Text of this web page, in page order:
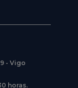
- Vigo
horas.